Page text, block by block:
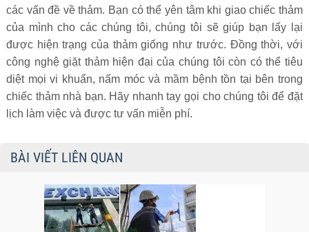
các vấn đề về thảm. Bạn có thể yên tâm khi giao chiếc thảm
của mình cho các chúng tôi, chúng tôi sẽ giúp bạn lấy lại
được hiện trạng của thảm giống như trước. Đồng thời, với
công nghệ giặt thảm hiện đại của chúng tôi còn có thể tiêu
diệt mọi vi khuẩn, nấm móc và mầm bệnh tồn tại bên trong
chiếc thảm nhà bạn. Hãy nhanh tay gọi cho chúng tôi để đặt
lịch làm việc và được tư vấn miễn phí.
BÀI VIẾT LIÊN QUAN